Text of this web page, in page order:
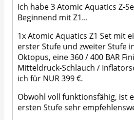
Ich habe 3 Atomic Aquatics Z-
Beginnend mit Z1...
1x Atomic Aquatics Z1 Set mit
erster Stufe und zweiter Stufe
Oktopus, eine 360 / 400 BAR
Mitteldruck-Schlauch /
ich für NUR 399 €.
Obwohl voll funktionsfähig, ist
ersten Stufe sehr